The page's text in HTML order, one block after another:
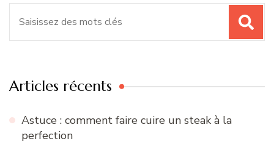
Articles récents
Astuce : comment faire cuire un steak à la
perfection